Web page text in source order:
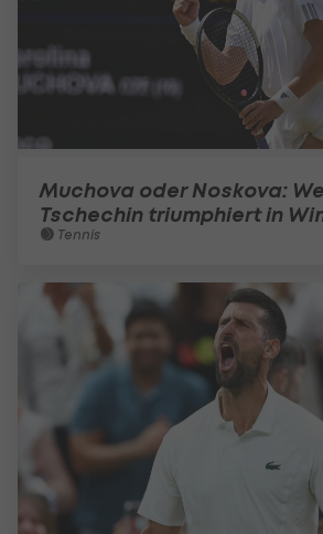
Muchova oder Noskova:
Tschechin triumphiert in
Tennis